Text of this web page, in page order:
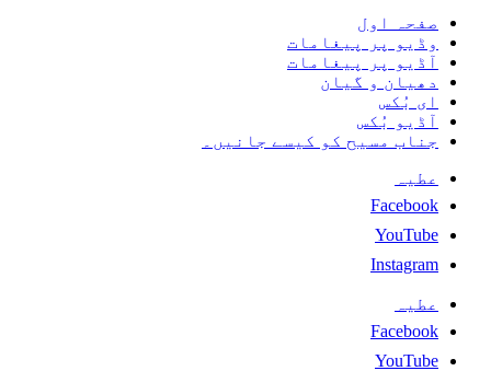
صفحہ اول
وڈیو پر پیغامات
آڈیو پر پیغامات
دھیان و گیان
ای بُکس
آڈیو بُکس
جناب مسیح کو کیسے جانیں۔
عطیہ
Facebook
YouTube
Instagram
عطیہ
Facebook
YouTube